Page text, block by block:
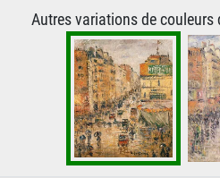
Autres variations de couleurs